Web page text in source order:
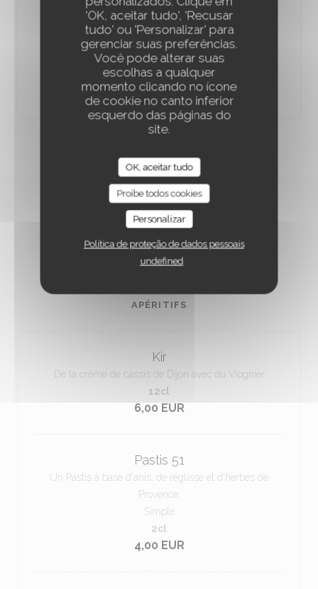
'OK, aceitar tudo', 'Recusar
tudo' ou 'Personalizar' para
gerenciar suas preferências.
Você pode alterar suas
escolhas a qualquer
momento clicando no ícone
de cookie no canto inferior
esquerdo das páginas do
site.
OK, aceitar tudo
Proíbe todos cookies
Personalizar
Política de proteção de dados pessoais
undefined
Menu enfant
Steak haché OU filet de poisson avec des légumes de
saison ou frites salade de fruit ou Fromage blanc ou
Moelleux chocolat
13,00 EUR
Prix nets TTC en € - service compris
CARTE DES BOISSONS
APÉRITIFS
Kir
De la crème de cassis de Dijon avec du Viognier
6,00 EUR
12cl
Pastis 51
Un Pastis à base d'anis, de réglisse et d'herbes de
Provence.
Simple
4,00 EUR
2cl